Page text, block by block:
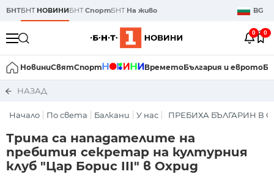
БНТБНТ НОВИНИБНТСпортБНТ На живо BG
0 0
НовиниСвятСпорт ВреметоБългария и еврото
НАЗАД
Начало По света Балкани У нас ПРЕБИХА БЪЛГАРИН В
Трима са нападателите на
пребития секретар на културния
клуб "Цар Борис III" в Охрид